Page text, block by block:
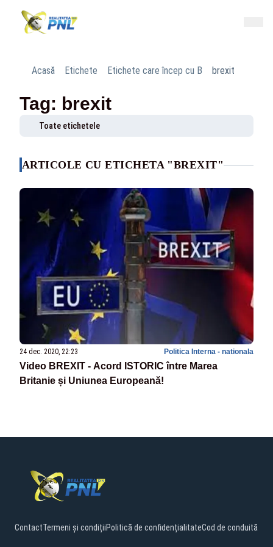
Acasă Etichete Etichete care încep cu B brexit
Tag: brexit
Toate etichetele
ARTICOLE CU ETICHETA "BREXIT"
24 dec. 2020, 22:23 Politica Interna - nationala
Video BREXIT - Acord ISTORIC între Marea
Britanie și Uniunea Europeană!
ContactTermeni și condițiiPolitică de confidențialitateCod de conduită